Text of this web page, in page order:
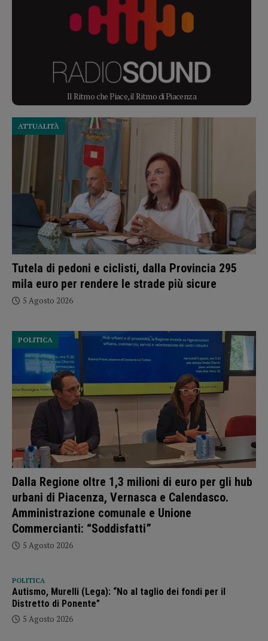
Il Ritmo che Piace, il Ritmo di Piacenza
Tutela di pedoni e ciclisti, dalla Provincia 295
mila euro per rendere le strade più sicure
ATTUALITÀ
5 Agosto 2026
Dalla Regione oltre 1,3 milioni di euro per gli hub
urbani di Piacenza, Vernasca e Calendasco.
Amministrazione comunale e Unione
Commercianti: “Soddisfatti”
POLITICA
5 Agosto 2026
POLITICA
Autismo, Murelli (Lega): “No al taglio dei fondi per il
Distretto di Ponente”
5 Agosto 2026